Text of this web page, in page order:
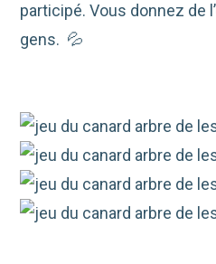
participé. Vous donnez de
gens. 💦